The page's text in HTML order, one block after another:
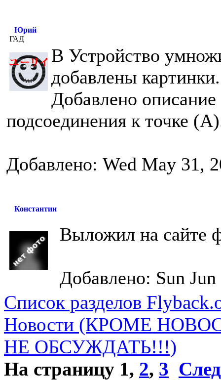
Юрий
ГАД
В Устройство
добавлены картинки.
Добавлено описание
подсоединения к точке
Добавлено: Wed May 31,
Константин
Выложил на сайте
Добавлено: Sun
Список разделов
Новости (КРОМЕ
НЕ ОБСУЖДАТЬ!!!)
На страницу 1, 2, 3